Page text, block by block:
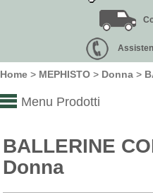
Home > MEPHISTO > Donna >
Menu Prodotti
BALLERINE
Donna